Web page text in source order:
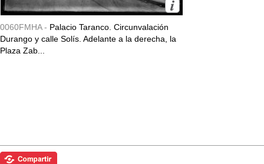
0060FMHA - Palacio Taranco. Circunvalación
Durango y calle Solís. Adelante a la derecha, la
Plaza Zab...